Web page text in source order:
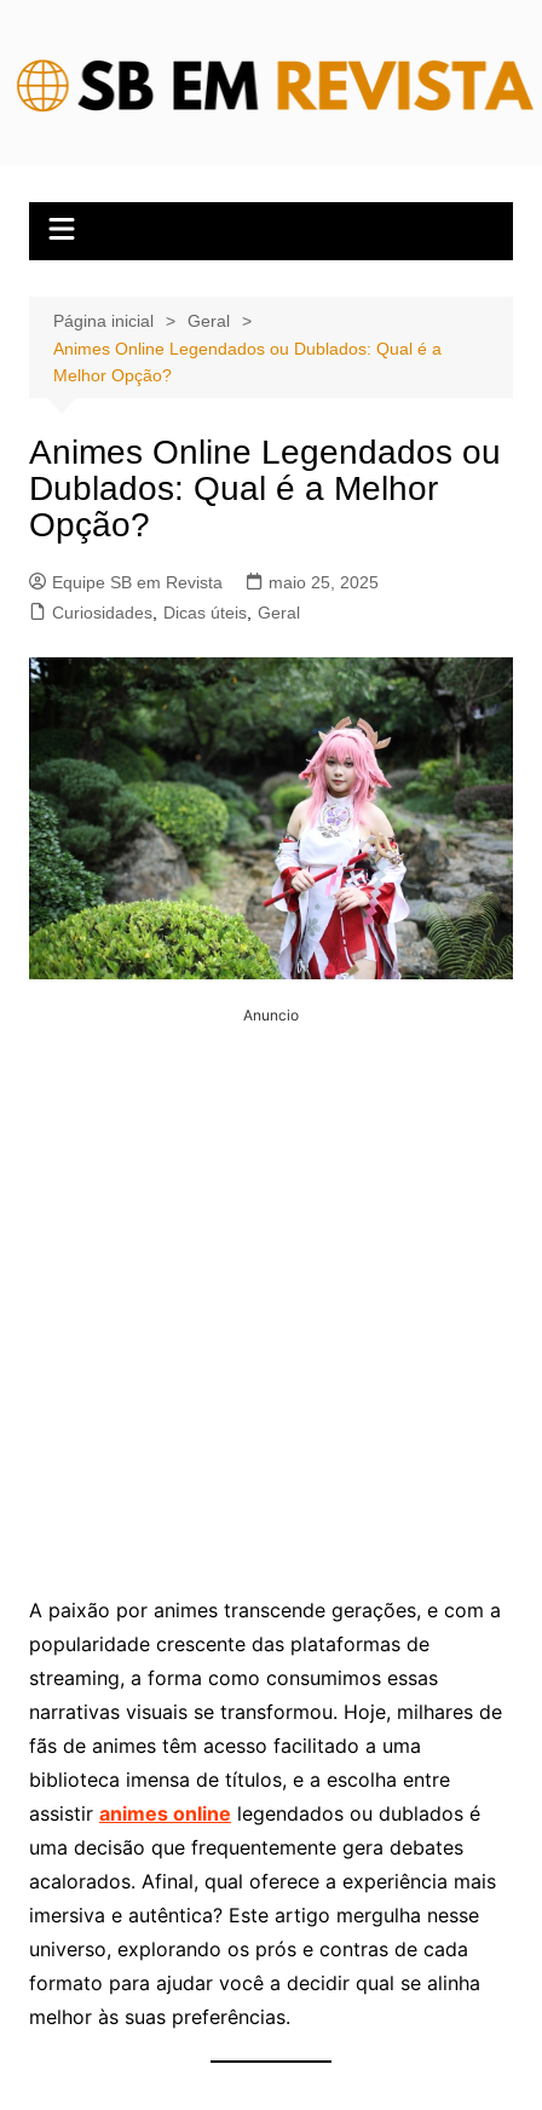
conteúdo
Página inicial
Geral
Animes Online Legendados ou Dublados: Qual é a
Melhor Opção?
Animes Online Legendados ou
Dublados: Qual é a Melhor
Opção?
Equipe SB em Revista
maio 25, 2025
Curiosidades, Dicas úteis, Geral
Anuncio
A paixão por animes transcende gerações, e com a
popularidade crescente das plataformas de
streaming, a forma como consumimos essas
narrativas visuais se transformou. Hoje, milhares de
fãs de animes têm acesso facilitado a uma
biblioteca imensa de títulos, e a escolha entre
assistir animes online legendados ou dublados é
uma decisão que frequentemente gera debates
acalorados. Afinal, qual oferece a experiência mais
imersiva e autêntica? Este artigo mergulha nesse
universo, explorando os prós e contras de cada
formato para ajudar você a decidir qual se alinha
melhor às suas preferências.